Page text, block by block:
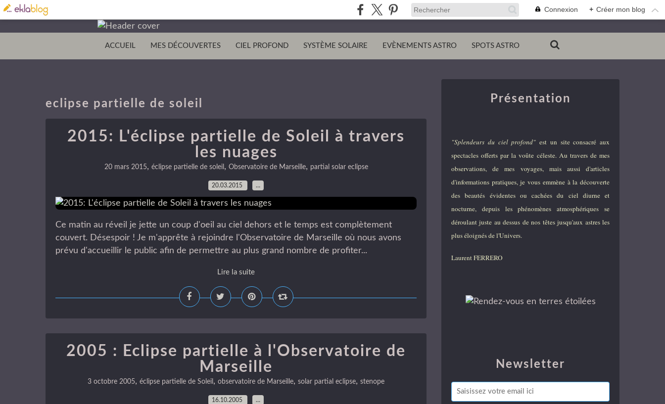
Connexion + Créer mon blog
ACCUEIL MES DÉCOUVERTES CIEL PROFOND SYSTÈME SOLAIRE EVÈNEMENTS ASTRO SPOTS ASTRO
eclipse partielle de soleil
2015: L'éclipse partielle de Soleil à travers
les nuages
20 mars 2015, éclipse partielle de soleil, Observatoire de Marseille, partial solar eclipse
20.03.2015 …
Ce matin au réveil je jette un coup d'oeil au ciel dehors et le temps est complètement
couvert. Désespoir ! Je m'apprête à rejoindre l'Observatoire de Marseille où nous avons
prévu d'accueillir le public afin de permettre au plus grand nombre de profiter...
Lire la suite
2005 : Eclipse partielle à l'Observatoire de
Marseille
3 octobre 2005, éclipse partielle de Soleil , observatoire de Marseille, solar partial eclipse, stenope
16.10.2005 …
Newsletter
Présentation
"Splendeurs du ciel profond" est un site consacré aux
spectacles offerts par la voûte céleste. Au travers de mes
observations, de mes voyages, mais aussi d'articles
d'informations pratiques, je vous emmène à la découverte
des beautés évidentes ou cachées du ciel diurne et
nocturne, depuis les phénomènes atmosphériques se
déroulant juste au dessus de nos têtes jusqu'aux astres les
plus éloignés de l'Univers.
Laurent FERRERO